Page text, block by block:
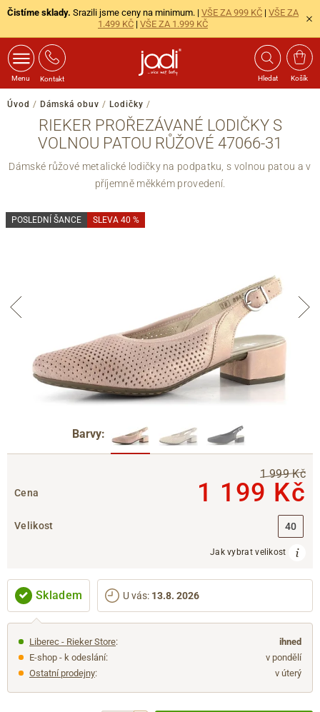
Čistíme sklady. Srazili jsme ceny na minimum. | VŠE ZA 999 KČ | VŠE ZA
1.499 KČ | VŠE ZA 1.999 KČ
Menu Kontakt Hledat Košík
Úvod / Dámská obuv / Lodičky /
RIEKER PROŘEZÁVANÉ LODIČKY S
VOLNOU PATOU RŮŽOVÉ 47066-31
Dámské růžové metalické lodičky na podpatku, s volnou patou a v
příjemně měkkém provedení.
POSLEDNÍ ŠANCE SLEVA 40 %
Barvy:
Cena
1 999 Kč
1 199 Kč
Velikost 40
Jak vybrat velikost
Skladem U vás: 13.8. 2026
Liberec - Rieker Store:
ihned
E-shop - k odeslání:
v pondělí
Ostatní prodejny: v úterý